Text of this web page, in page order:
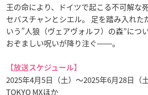
王の命により、ドイツで起こる不可解な
セバスチャンとシエル。 足を踏み入れた
いう”人狼（ヴェアヴォルフ）の森”につ
おぞましい呪いが降り注ぐ――。
【放送スケジュール】
2025年4月5日（土）〜2025年6月28日（土
TOKYO MXほか